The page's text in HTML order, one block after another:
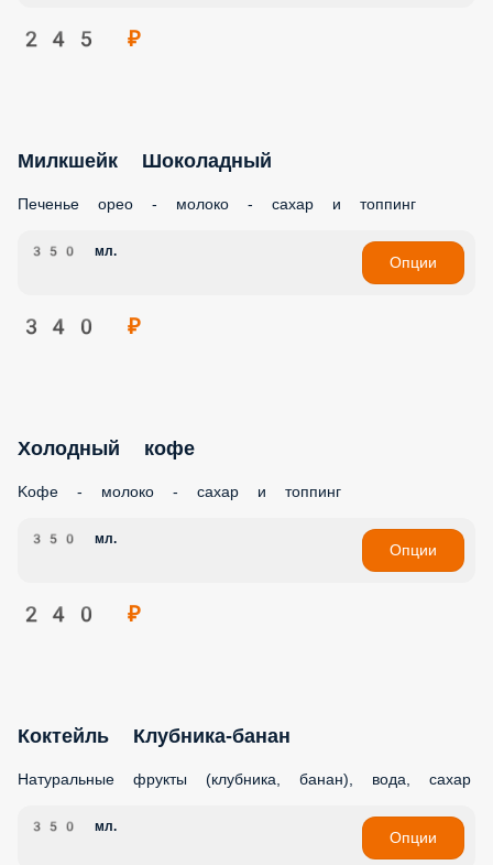
245 ₽
Милкшейк Шоколадный
Печенье орео - молоко - сахар и топпинг
350 мл.
Опции
340 ₽
Холодный кофе
Kофе - молоко - сахар и топпинг
Опции
240 ₽
Коктейль Клубника-банан
Опции